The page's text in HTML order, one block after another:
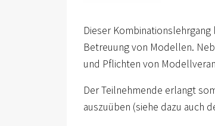
Dieser
Betreuung von Modellen.
und Pflichten von
Der Teilnehmende erlangt
auszuüben (siehe dazu auch